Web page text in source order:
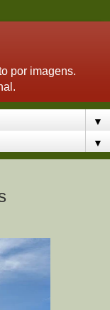
por imagens.
▼
▼